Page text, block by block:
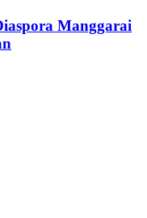
Manggarai